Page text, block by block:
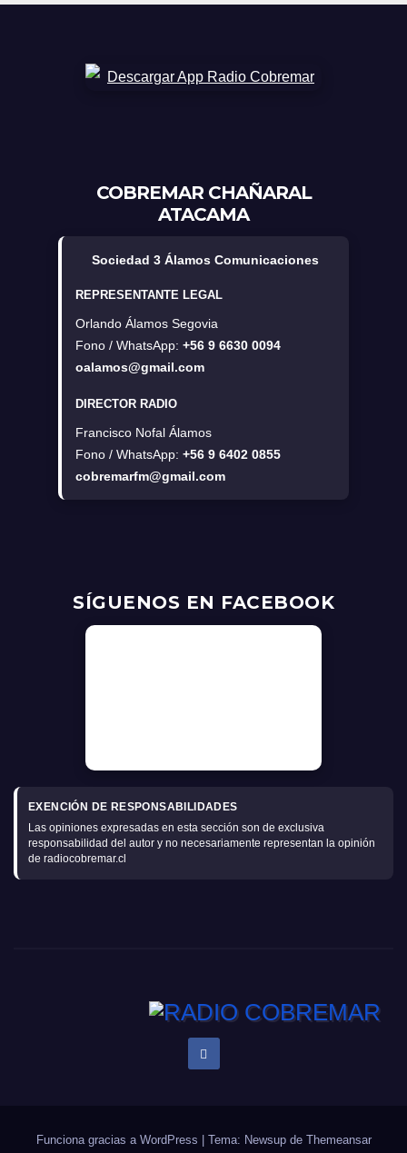
COBREMAR CHAÑARAL
ATACAMA
Sociedad 3 Álamos Comunicaciones
REPRESENTANTE LEGAL
Orlando Álamos Segovia
Fono / WhatsApp: +56 9 6630 0094
oalamos@gmail.com
DIRECTOR RADIO
Francisco Nofal Álamos
Fono / WhatsApp: +56 9 6402 0855
cobremarfm@gmail.com
SÍGUENOS EN FACEBOOK
EXENCIÓN DE RESPONSABILIDADES
Las opiniones expresadas en esta sección son de exclusiva
responsabilidad del autor y no necesariamente representan la opinión
de radiocobremar.cl
Funciona gracias a WordPress Tema: Newsup de Themeansar